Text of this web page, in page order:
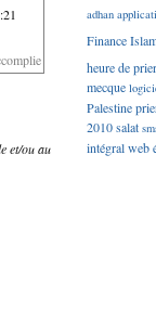
et/ou au
adhan
Finance
heure de
mecque
Palestine
2010salat
intégralweb